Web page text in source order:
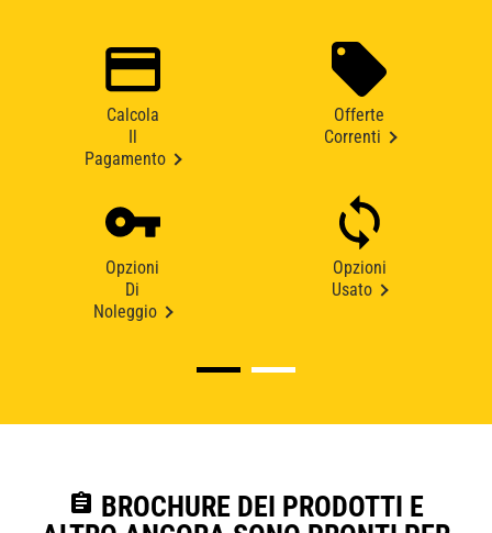
Calcola
Pagamento
Offerte
Correnti
Opzioni
Di
Noleggio
Opzioni
Usato
assignment BROCHURE DEI PRODOTTI E